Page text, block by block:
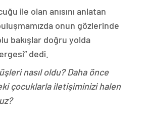
ile olan anısını anlatan
onun gözlerinde
bakışlar doğru yolda
dedi.
nasıl oldu? Daha önce
çocuklarla iletişiminizi halen